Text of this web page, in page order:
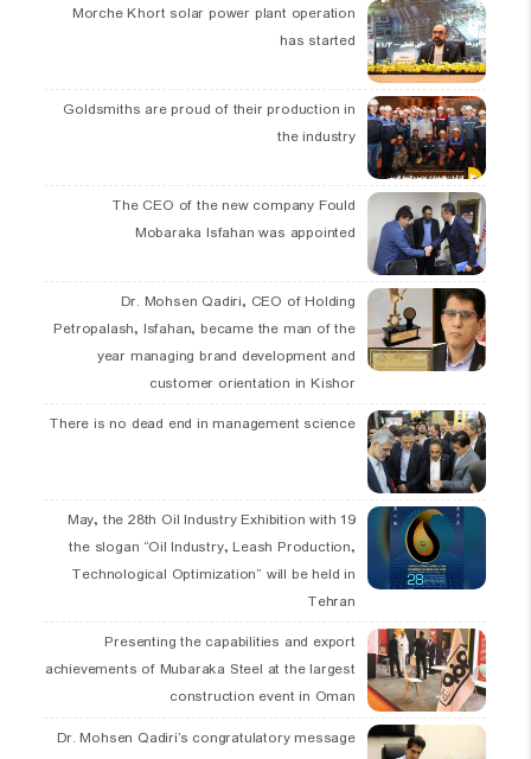
Morche Khort solar power plant operation
has started
Goldsmiths are proud of their production in
the industry
The CEO of the new company Fould
Mobaraka Isfahan was appointed
Dr. Mohsen Qadiri, CEO of Holding
Petropalash, Isfahan, became the man of the
year managing brand development and
customer orientation in Kishor
There is no dead end in management science
19 May, the 28th Oil Industry Exhibition with
the slogan “Oil Industry, Leash Production,
Technological Optimization” will be held in
Tehran
Presenting the capabilities and export
achievements of Mubaraka Steel at the largest
construction event in Oman
Dr. Mohsen Qadiri’s congratulatory message